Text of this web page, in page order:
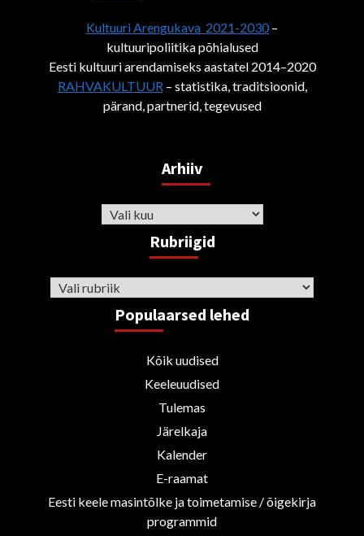
Kultuuri Arengukava 2021-2030–
kultuuripoliitika põhialused
Eesti kultuuri arendamiseks aastatel 2014–2020
RAHVAKULTUUR – statistika, traditsioonid,
pärand, partnerid, tegevused
Arhiiv
Arhiiv
Rubriigid
Rubriigid
Populaarsed lehed
Kõik uudised
Keeleuudised
Tulemas
Järelkaja
Kalender
E-raamat
Eesti keele masintõlke ja toimetamise / õigekirja
programmid